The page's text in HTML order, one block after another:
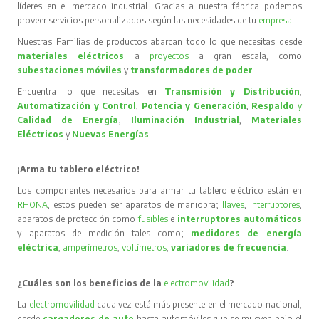
líderes en el mercado industrial. Gracias a nuestra fábrica podemos
proveer servicios personalizados según las necesidades de tu empresa.
Nuestras Familias de productos abarcan todo lo que necesitas desde
materiales eléctricos
a proyectos
a gran escala, como
subestaciones móvilesy transformadores de poder.
Encuentra lo que necesitas en Transmisión y Distribución,
Automatización y Control, Potencia y Generación, Respaldo y
Calidad de Energía, Iluminación Industrial , Materiales
Eléctricos y Nuevas Energías.
¡Arma tu tablero eléctrico!
Los componentes necesarios para armar tu tablero eléctrico están en
RHONA, estos pueden ser aparatos de maniobra; llaves, interruptores,
aparatos de protección comofusibles e interruptores automáticos
y aparatos de medición tales como; medidores de energía
eléctrica, amperímetros,voltímetros,variadores de frecuencia.
¿Cuáles son los beneficios de la electromovilidad ?
La electromovilidad cada vez está más presente en el mercado nacional,